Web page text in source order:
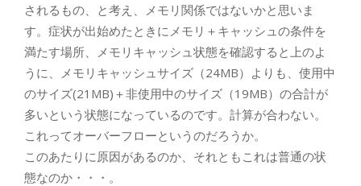
されるもの、と考え、メモリ関係ではないかと思いま
す。症状が出始めたときにメモリ＋キャッシュの条件を
満たす場所、メモリキャッシュ状態を確認すると上のよ
うに、メモリキャッシュサイズ（24MB）よりも、使用中
のサイズ(21MB)＋非使用中のサイズ（19MB）の合計が
多いという状態になっているのです。計算が合わない。
これってオーバーフローというのだろうか。
このあたりに原因があるのか、それともこれは普通の状
態なのか・・・。